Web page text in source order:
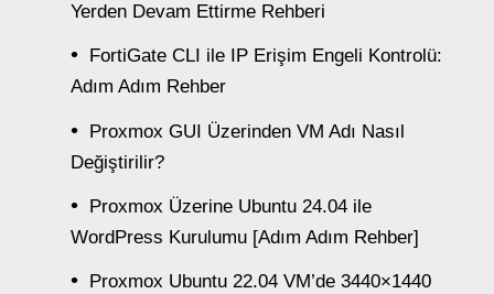
Yerden Devam Ettirme Rehberi
FortiGate CLI ile IP Erişim Engeli Kontrolü:
Adım Adım Rehber
Proxmox GUI Üzerinden VM Adı Nasıl
Değiştirilir?
Proxmox Üzerine Ubuntu 24.04 ile
WordPress Kurulumu [Adım Adım Rehber]
Proxmox Ubuntu 22.04 VM’de 3440×1440